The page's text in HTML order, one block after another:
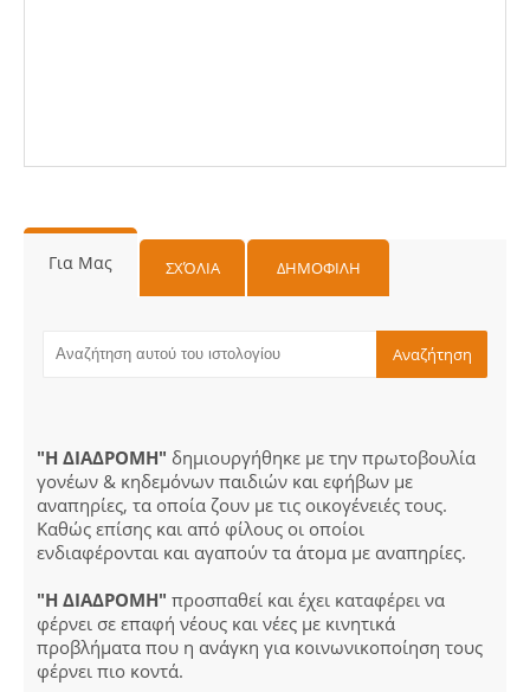
Για Μας ΣΧΌΛΙΑ ΔΗΜΟΦΙΛΗ
"Η ΔΙΑΔΡΟΜΗ" δημιουργήθηκε με την πρωτοβουλία
γονέων & κηδεμόνων παιδιών και εφήβων με
αναπηρίες, τα οποία ζουν με τις οικογένειές τους.
Καθώς επίσης και από φίλους οι οποίοι
ενδιαφέρονται και αγαπούν τα άτομα με αναπηρίες.
"Η ΔΙΑΔΡΟΜΗ" προσπαθεί και έχει καταφέρει να
φέρνει σε επαφή νέους και νέες με κινητικά
προβλήματα που η ανάγκη για κοινωνικοποίηση τους
φέρνει πιο κοντά.